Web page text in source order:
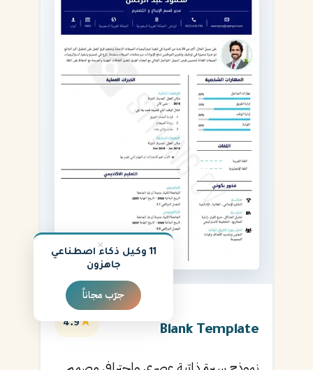
Blank Template
★
4.9
×
11 وكيل ذكاء اصطناعي
جاهزون
جرّب مجاناً